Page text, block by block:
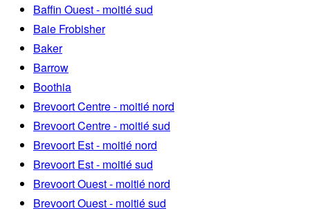
Baffin Ouest - moitié sud
Baie Frobisher
Baker
Barrow
Boothia
Brevoort Centre - moitié nord
Brevoort Centre - moitié sud
Brevoort Est - moitié nord
Brevoort Est - moitié sud
Brevoort Ouest - moitié nord
Brevoort Ouest - moitié sud